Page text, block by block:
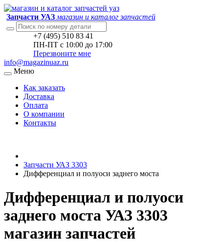
Запчасти УАЗ магазин и каталог запчастей
+7 (495) 510 83 41
ПН-ПТ с 10:00 до 17:00
Перезвоните мне
info@magazinuaz.ru
Меню
Как заказать
Доставка
Оплата
О компании
Контакты
Запчасти УАЗ 3303
Дифференциал и полуоси заднего моста
Дифференциал и полуоси
заднего моста УАЗ 3303
магазин запчастей